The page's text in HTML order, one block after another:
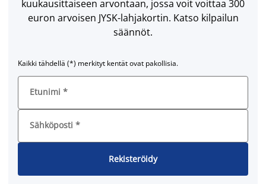
kuukausittaiseen arvontaan, jossa voit voittaa 300
euron arvoisen JYSK-lahjakortin. Katso kilpailun
säännöt.
Kaikki tähdellä (*) merkityt kentät ovat pakollisia.
Etunimi *
Sähköposti *
Rekisteröidy